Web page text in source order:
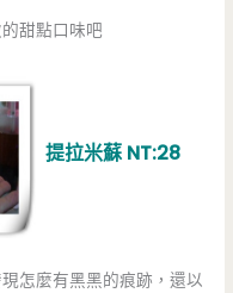
甜點口味吧
提拉米蘇 NT:28
怎麼有黑黑的痕跡，還以